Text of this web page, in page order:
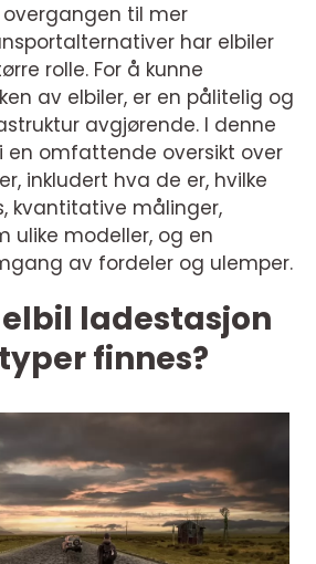
til mer
har elbiler
rolle. For å kunne
av elbiler, er en pålitelig og
avgjørende. I denne
en omfattende oversikt over
inkludert hva de er, hvilke
kvantitative målinger,
ulike modeller, og en
av fordeler og ulemper.
elbil ladestasjon
finnes?